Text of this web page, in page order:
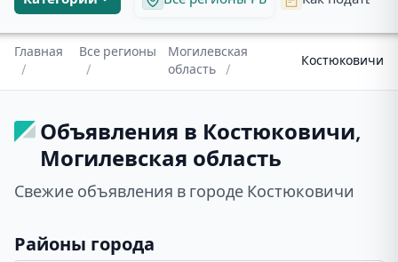
Главная
/
Все регионы
/
Могилевская
область
/
Костюковичи
Объявления в Костюковичи,
Могилевская область
Свежие объявления в городе Костюковичи
Районы города